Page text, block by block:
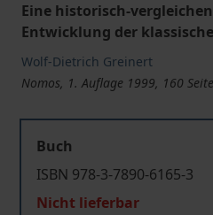
Eine historisch-
Entwicklung der
Wolf-Dietrich Greinert
Nomos, 1. Auflage 1999, 160
Buch
ISBN 978-3-7890-6165-3
Nicht lieferbar